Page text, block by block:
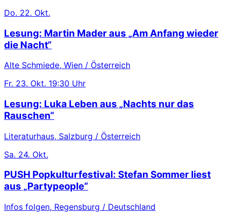
Do. 22. Okt.
Lesung: Martin Mader aus „Am Anfang wieder
die Nacht“
Alte Schmiede, Wien / Österreich
Fr. 23. Okt. 19:30 Uhr
Lesung: Luka Leben aus „Nachts nur das
Rauschen“
Literaturhaus, Salzburg / Österreich
Sa. 24. Okt.
PUSH Popkulturfestival: Stefan Sommer liest
aus „Partypeople“
Infos folgen, Regensburg / Deutschland